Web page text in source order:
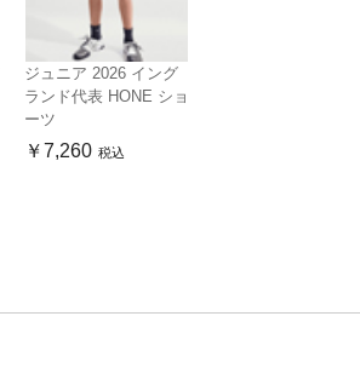
ジュニア 2026 イング
ランド代表 HONE ショ
ーツ
￥7,260 税込